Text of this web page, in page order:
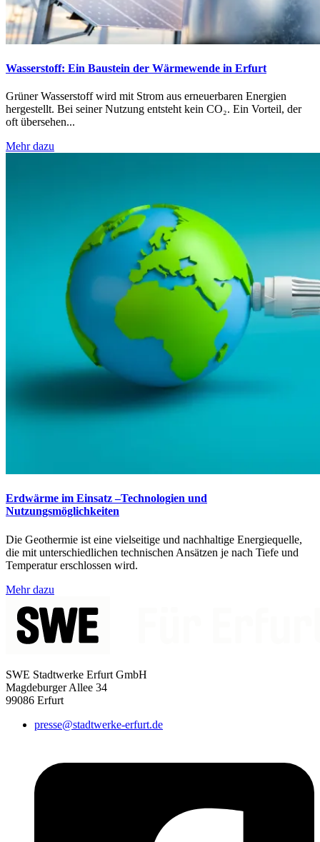
Wasserstoff: Ein Baustein der Wärmewende in Erfurt
Grüner Wasserstoff wird mit Strom aus erneuerbaren Energien
hergestellt. Bei seiner Nutzung entsteht kein CO₂. Ein Vorteil, der
oft übersehen...
Mehr dazu
Erdwärme im Einsatz –Technologien und
Nutzungsmöglichkeiten
Die Geothermie ist eine vielseitige und nachhaltige Energiequelle,
die mit unterschiedlichen technischen Ansätzen je nach Tiefe und
Temperatur erschlossen wird.
Mehr dazu
SWE Stadtwerke Erfurt GmbH
Magdeburger Allee 34
99086 Erfurt
presse@stadtwerke-erfurt.de